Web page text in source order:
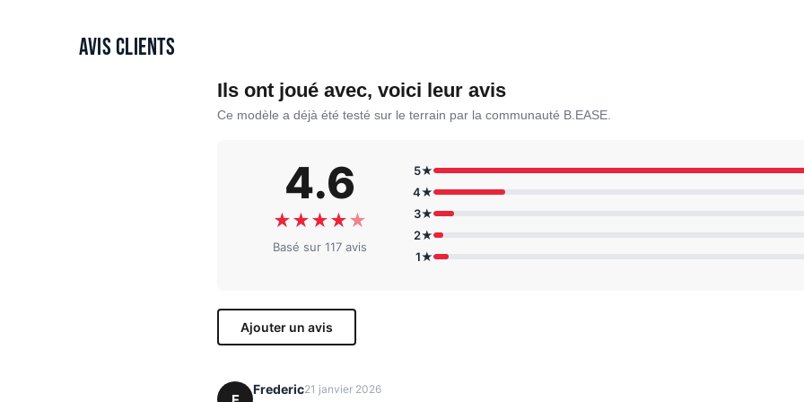
Avis clients
Ils ont joué avec, voici leur avis
Ce modèle a déjà été testé sur le terrain par la communauté B.EASE.
4.6
★★★★★
Basé sur 117 avis
5★
4★
3★
2★
1★
Ajouter un avis
Frederic21 janvier 2026